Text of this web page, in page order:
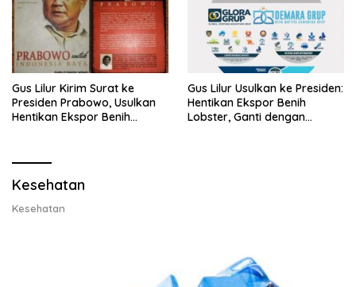
Gus Lilur Kirim Surat ke
Presiden Prabowo, Usulkan
Hentikan Ekspor Benih
Gus Lilur Usulkan ke Presiden:
Hentikan Ekspor Benih
Lobster, Ganti dengan
Kesehatan
Kesehatan